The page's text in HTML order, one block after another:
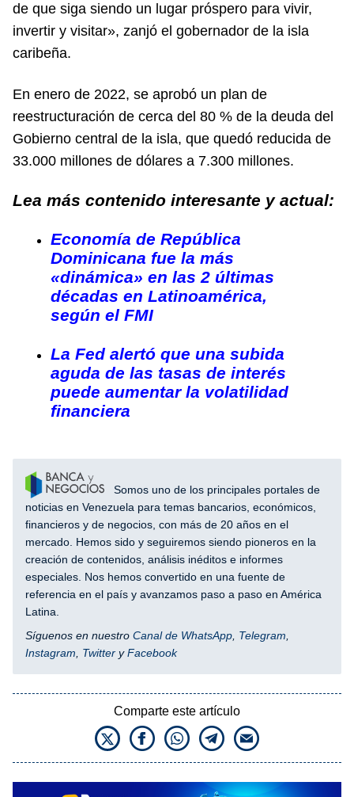
de que siga siendo un lugar próspero para vivir,
invertir y visitar», zanjó el gobernador de la isla
caribeña.
En enero de 2022, se aprobó un plan de
reestructuración de cerca del 80 % de la deuda del
Gobierno central de la isla, que quedó reducida de
33.000 millones de dólares a 7.300 millones.
Lea más contenido interesante y actual:
Economía de República
Dominicana fue la más
«dinámica» en las 2 últimas
décadas en Latinoamérica,
según el FMI
La Fed alertó que una subida
aguda de las tasas de interés
puede aumentar la volatilidad
financiera
Somos uno de los principales portales de
noticias en Venezuela para temas bancarios, económicos,
financieros y de negocios, con más de 20 años en el
mercado. Hemos sido y seguiremos siendo pioneros en la
creación de contenidos, análisis inéditos e informes
especiales. Nos hemos convertido en una fuente de
referencia en el país y avanzamos paso a paso en América
Latina.
Síguenos en nuestro Canal de WhatsApp Telegram
Instagram
Twitter yFacebook
Comparte este artículo